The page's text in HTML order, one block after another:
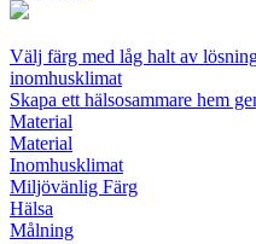
Välj färg med låg halt av
inomhusklimat
Skapa ett hälsosammare hem
Material
Material
Inomhusklimat
Miljövänlig Färg
Hälsa
Målning